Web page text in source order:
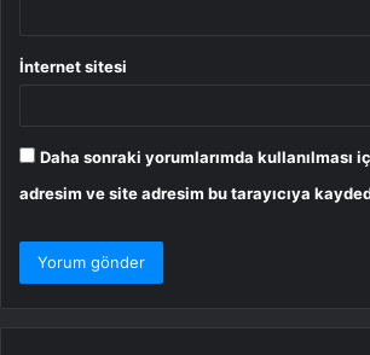
İnternet sitesi
Daha sonraki yorumlarımda kullanılması
adresim ve site adresim bu tarayıcıya